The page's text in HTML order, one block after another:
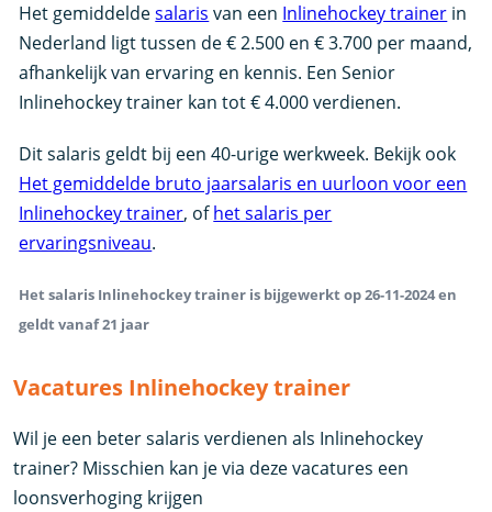
Het gemiddeldesalaris van een Inlinehockey trainer in
Nederland ligt tussen de € 2.500 en € 3.700 per maand,
afhankelijk van ervaring en kennis. Een Senior
Inlinehockey trainer kan tot € 4.000 verdienen.
Dit salaris geldt bij een 40-urige werkweek. Bekijk ook
Het gemiddelde bruto jaarsalaris en uurloon voor een
Inlinehockey trainer, ofhet salaris per
ervaringsniveau.
Het salaris Inlinehockey trainer is bijgewerkt op 26-11-2024 en
geldt vanaf 21 jaar
Vacatures Inlinehockey trainer
Wil je een beter salaris verdienen als Inlinehockey
trainer? Misschien kan je via deze vacatures een
loonsverhoging krijgen